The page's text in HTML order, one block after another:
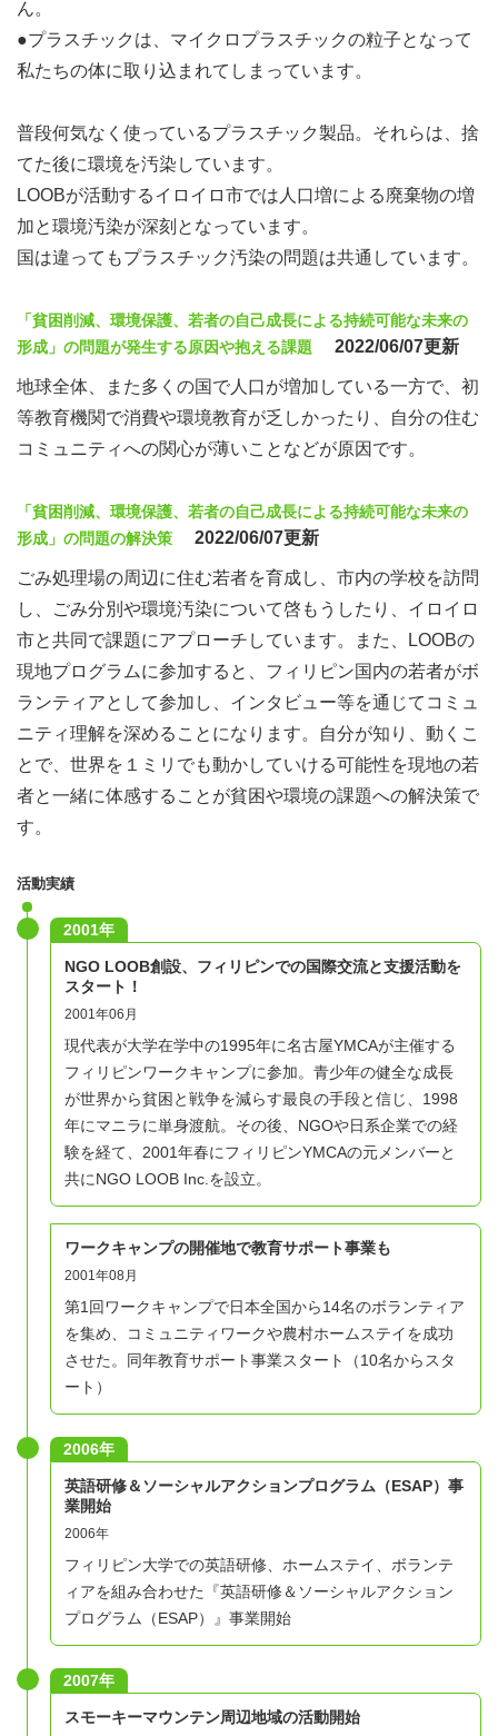
ん。
●プラスチックは、マイクロプラスチックの粒子となって
私たちの体に取り込まれてしまっています。
普段何気なく使っているプラスチック製品。それらは、捨
てた後に環境を汚染しています。
LOOBが活動するイロイロ市では人口増による廃棄物の増
加と環境汚染が深刻となっています。
国は違ってもプラスチック汚染の問題は共通しています。
「貧困削減、環境保護、若者の自己成長による持続可能な未来の
形成」の問題が発生する原因や抱える課題
2022/06/07更新
地球全体、また多くの国で人口が増加している一方で、初
等教育機関で消費や環境教育が乏しかったり、自分の住む
コミュニティへの関心が薄いことなどが原因です。
「貧困削減、環境保護、若者の自己成長による持続可能な未来の
形成」の問題の解決策
2022/06/07更新
ごみ処理場の周辺に住む若者を育成し、市内の学校を訪問
し、ごみ分別や環境汚染について啓もうしたり、イロイロ
市と共同で課題にアプローチしています。また、LOOBの
現地プログラムに参加すると、フィリピン国内の若者がボ
ランティアとして参加し、インタビュー等を通じてコミュ
ニティ理解を深めることになります。自分が知り、動くこ
とで、世界を１ミリでも動かしていける可能性を現地の若
者と一緒に体感することが貧困や環境の課題への解決策で
す。
活動実績
2001年
NGO LOOB創設、フィリピンでの国際交流と支援活動を
スタート！
2001年06月
現代表が大学在学中の1995年に名古屋YMCAが主催する
フィリピンワークキャンプに参加。青少年の健全な成長
が世界から貧困と戦争を減らす最良の手段と信じ、1998
年にマニラに単身渡航。その後、NGOや日系企業での経
験を経て、2001年春にフィリピンYMCAの元メンバーと
共にNGO LOOB Inc.を設立。
ワークキャンプの開催地で教育サポート事業も
2001年08月
第1回ワークキャンプで日本全国から14名のボランティア
を集め、コミュニティワークや農村ホームステイを成功
させた。同年教育サポート事業スタート（10名からスタ
ート）
2006年
英語研修＆ソーシャルアクションプログラム（ESAP）事
業開始
2006年
フィリピン大学での英語研修、ホームステイ、ボランテ
ィアを組み合わせた『英語研修＆ソーシャルアクション
プログラム（ESAP）』事業開始
2007年
スモーキーマウンテン周辺地域の活動開始